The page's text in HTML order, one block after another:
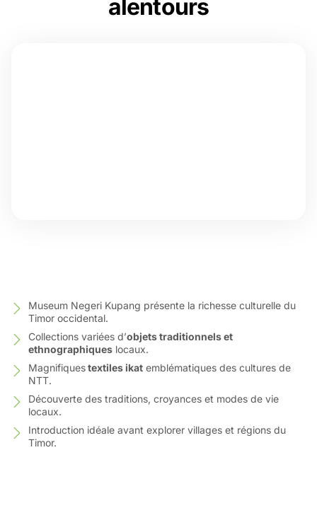
alentours
Museum Negeri Kupang présente la richesse culturelle du
Timor occidental.
Collections variées d’objets traditionnels et
ethnographiques locaux.
Magnifiquestextiles ikat emblématiques des cultures de
NTT.
Découverte des traditions, croyances et modes de vie
locaux.
Introduction idéale avant explorer villages et régions du
Timor.